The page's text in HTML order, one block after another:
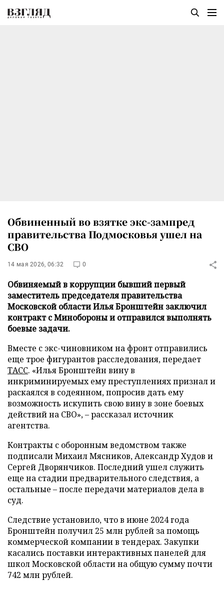
Обвиненный во взятке экс-зампред
правительства Подмосковья ушел на
СВО
14 мая 2026, 06:32 0
Обвиняемый в коррупции бывший первый
заместитель председателя правительства
Московской области Илья Бронштейн заключил
контракт с Минобороны и отправился выполнять
боевые задачи.
Вместе с экс-чиновником на фронт отправились
еще трое фигурантов расследования, передает
ТАСС. «Илья Бронштейн вину в
инкриминируемых ему преступлениях признал и
раскаялся в содеянном, попросив дать ему
возможность искупить свою вину в зоне боевых
действий на СВО», – рассказал источник
агентства.
Контракты с оборонным ведомством также
подписали Михаил Мясников, Александр Худов и
Сергей Дворянчиков. Последний ушел служить
еще на стадии предварительного следствия, а
остальные – после передачи материалов дела в
суд.
Следствие установило, что в июне 2024 года
Бронштейн получил 25 млн рублей за помощь
коммерческой компании в тендерах. Закупки
касались поставки интерактивных панелей для
школ Московской области на общую сумму почти
742 млн рублей.